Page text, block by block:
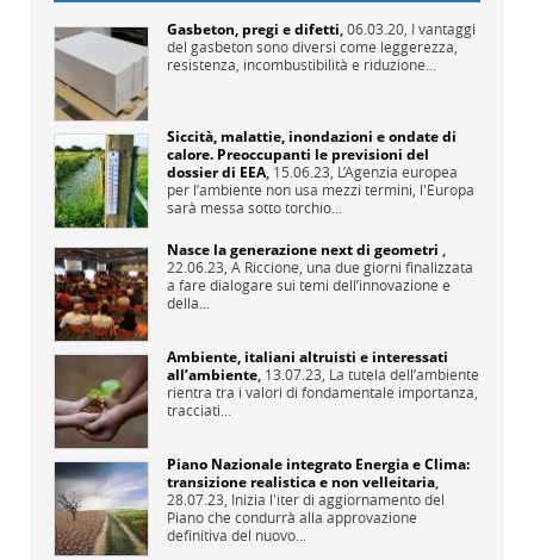
Gasbeton, pregi e difetti,06.03.20, I vantaggi
del gasbeton sono diversi come leggerezza,
resistenza, incombustibilità e riduzione...
Siccità, malattie, inondazioni e ondate di
calore. Preoccupanti le previsioni del
dossier di EEA, 15.06.23, L’Agenzia europea
per l’ambiente non usa mezzi termini, l'Europa
sarà messa sotto torchio...
Nasce la generazione next di geometri ,
22.06.23, A Riccione, una due giorni finalizzata
a fare dialogare sui temi dell’innovazione e
della...
Ambiente, italiani altruisti e interessati
all’ambiente, 13.07.23, La tutela dell’ambiente
rientra tra i valori di fondamentale importanza,
tracciati...
Piano Nazionale integrato Energia e Clima:
transizione realistica e non velleitaria,
28.07.23, Inizia l'iter di aggiornamento del
Piano che condurrà alla approvazione
definitiva del nuovo...